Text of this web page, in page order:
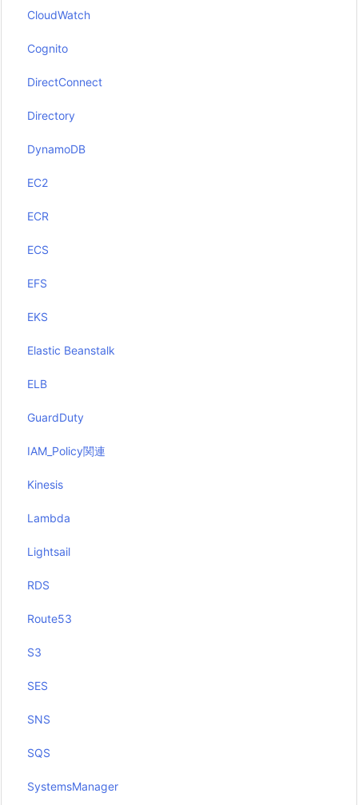
CloudWatch
Cognito
DirectConnect
Directory
DynamoDB
EC2
ECR
ECS
EFS
EKS
Elastic Beanstalk
ELB
GuardDuty
IAM_Policy関連
Kinesis
Lambda
Lightsail
RDS
Route53
S3
SES
SNS
SQS
SystemsManager